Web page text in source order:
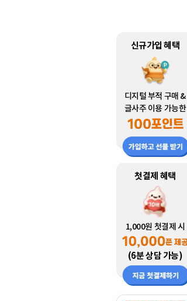
신규가입 혜택
디지털 부적 구매 &
글사주 이용 가능한
첫결제 혜택
1,000원 첫결제 시
(6분 상담 가능)